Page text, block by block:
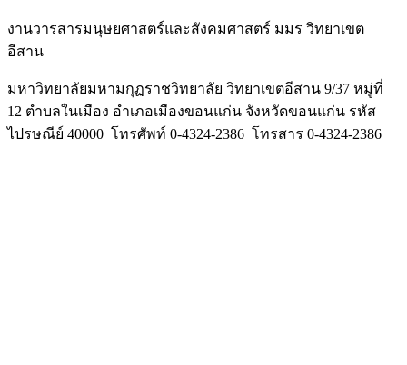
งานวารสารมนุษยศาสตร์และสังคมศาสตร์ มมร วิทยาเขต
อีสาน
มหาวิทยาลัยมหามกุฏราชวิทยาลัย วิทยาเขตอีสาน 9/37 หมู่ที่
12 ตำบลในเมือง อำเภอเมืองขอนแก่น จังหวัดขอนแก่น รหัส
ไปรษณีย์ 40000 โทรศัพท์ 0-4324-2386 โทรสาร 0-4324-2386